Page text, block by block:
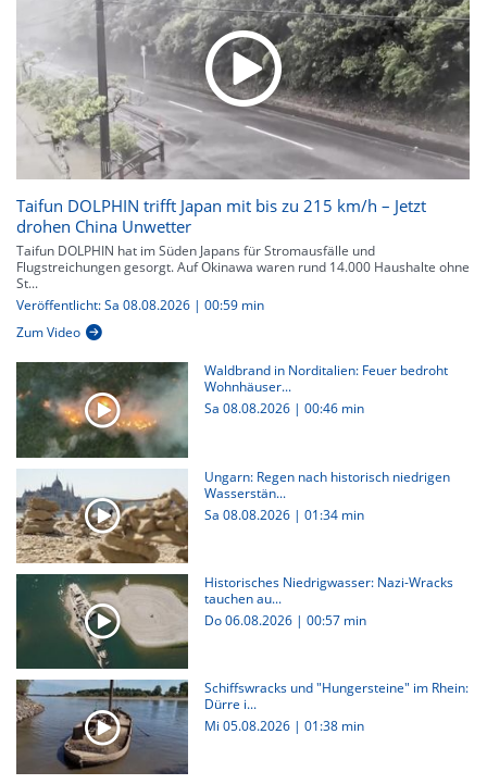
Taifun DOLPHIN trifft Japan mit bis zu 215 km/h – Jetzt
drohen China Unwetter
Taifun DOLPHIN hat im Süden Japans für Stromausfälle und
Flugstreichungen gesorgt. Auf Okinawa waren rund 14.000 Haushalte ohne
St...
Veröffentlicht: Sa 08.08.2026 | 00:59 min
Zum Video
Waldbrand in Norditalien: Feuer bedroht
Wohnhäuser...
Sa 08.08.2026 | 00:46 min
Ungarn: Regen nach historisch niedrigen
Wasserstän...
Sa 08.08.2026 | 01:34 min
Historisches Niedrigwasser: Nazi-Wracks
tauchen au...
Do 06.08.2026 | 00:57 min
Schiffswracks und "Hungersteine" im Rhein:
Dürre i...
Mi 05.08.2026 | 01:38 min